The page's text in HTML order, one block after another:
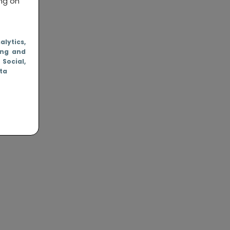
,
and
Social,